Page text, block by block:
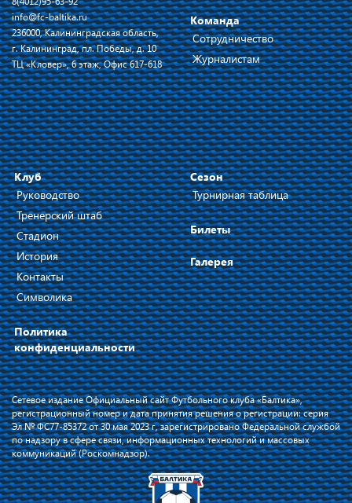
info@fc-baltika.ru
236000, Калининградская область,
г. Калининград, пл. Победы, д. 10
ТЦ «Кловер», 6 этаж, Офис 617-618
Команда
Сотрудничество
Журналистам
Клуб
Руководство
Тренерский штаб
Стадион
История
Контакты
Символика
Политика
конфиденциальности
Сезон
Турнирная таблица
Билеты
Галерея
Сетевое издание Официальный сайт Футбольного клуба «Балтика»,
регистрационный номер и дата принятия решения о регистрации: серия
Эл № ФС77-85372 от 30 мая 2023 г, зарегистрировано Федеральной службой
по надзору в сфере связи, информационных технологий и массовых
коммуникаций (Роскомнадзор).